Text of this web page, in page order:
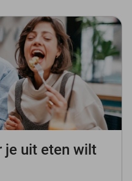
je uit eten wilt